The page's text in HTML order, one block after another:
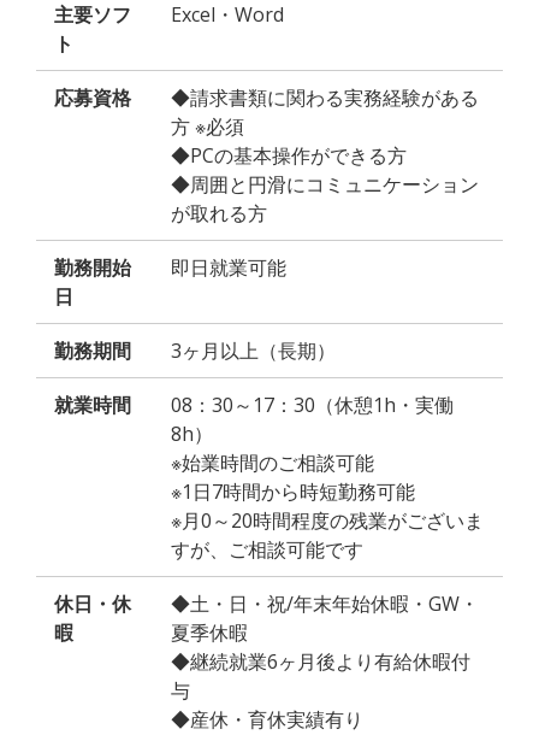
主要ソフ
ト
Excel・Word
応募資格
◆請求書類に関わる実務経験がある
方 ※必須
◆PCの基本操作ができる方
◆周囲と円滑にコミュニケーション
が取れる方
勤務開始
日
即日就業可能
勤務期間 3ヶ月以上（長期）
就業時間
08：30～17：30（休憩1h・実働
8h）
※始業時間のご相談可能
※1日7時間から時短勤務可能
※月0～20時間程度の残業がございま
すが、ご相談可能です
休日・休
暇
◆土・日・祝/年末年始休暇・GW・
夏季休暇
◆継続就業6ヶ月後より有給休暇付
与
◆産休・育休実績有り